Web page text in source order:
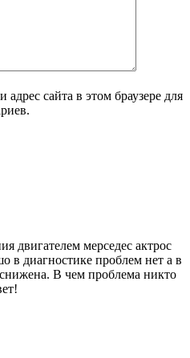
сайта в этом браузере для
двигателем мерседес актрос
в диагностике проблем нет а в
В чем проблема никто